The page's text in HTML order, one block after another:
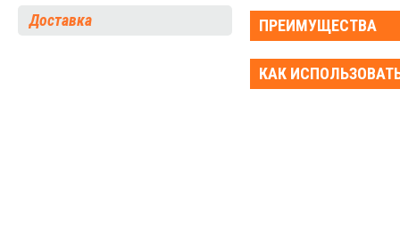
Доставка ПРЕИМУЩЕСТВА
КАК